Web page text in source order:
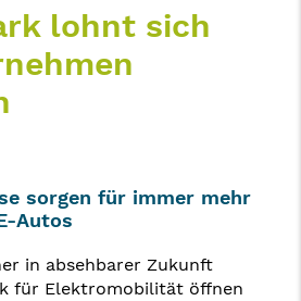
lohnt sich
sorgen für immer mehr
Autos
in absehbarer Zukunft
für Elektromobilität öffnen